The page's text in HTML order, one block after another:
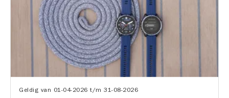
Geldig van 01-04-2026 t/m 31-08-2026